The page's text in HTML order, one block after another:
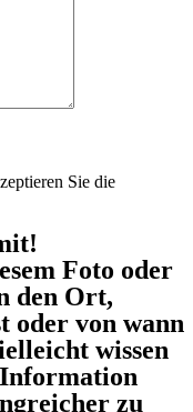
Sie die
Foto oder
den Ort,
oder von wann
wissen
Information
zu